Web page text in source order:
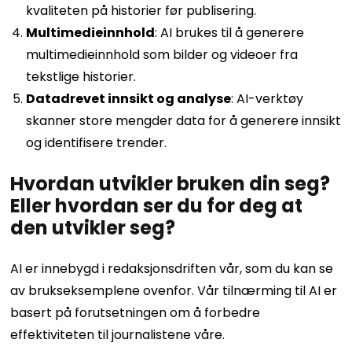
kvaliteten på historier før publisering.
Multimedieinnhold: AI brukes til å generere
multimedieinnhold som bilder og videoer fra
tekstlige historier.
Datadrevet innsikt og analyse: AI-verktøy
skanner store mengder data for å generere innsikt
og identifisere trender.
Hvordan utvikler bruken din seg?
Eller hvordan ser du for deg at
den utvikler seg?
AI er innebygd i redaksjonsdriften vår, som du kan se
av brukseksemplene ovenfor. Vår tilnærming til AI er
basert på forutsetningen om å forbedre
effektiviteten til journalistene våre.